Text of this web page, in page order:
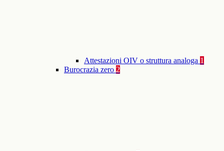
Attestazioni OIV o struttura analoga 1
Burocrazia zero 2